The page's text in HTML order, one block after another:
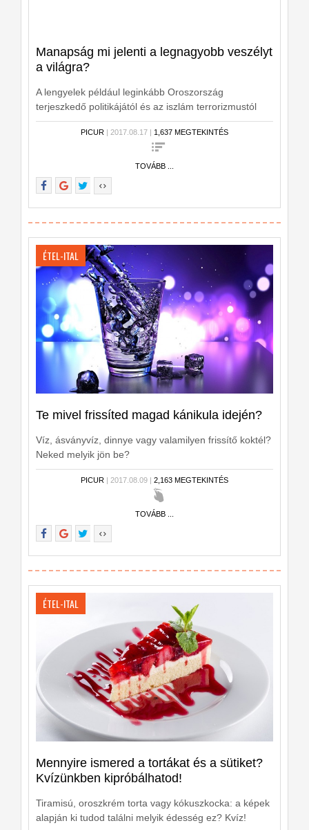
Manapság mi jelenti a legnagyobb veszélyt
a világra?
A lengyelek például leginkább Oroszország
terjeszkedő politikájától és az iszlám terrorizmustól
tartanak, de az utóbbit inkább az Európai Unió
számára tartják veszélyesnek - derül ki egy lengyel
napilapban közölt felmérésből. (Forrás:MTI)
PICUR | 2017.08.17 | 1,637 MEGTEKINTÉS
TOVÁBB ...
ÉTEL-ITAL
Te mivel frissíted magad kánikula idején?
Víz, ásványvíz, dinnye vagy valamilyen frissítő koktél?
Neked melyik jön be?
PICUR | 2017.08.09 | 2,163 MEGTEKINTÉS
TOVÁBB ...
ÉTEL-ITAL
Mennyire ismered a tortákat és a sütiket?
Kvízünkben kipróbálhatod!
Tiramisú, oroszkrém torta vagy kókuszkocka: a képek
alapján ki tudod találni melyik édesség ez? Kvíz!